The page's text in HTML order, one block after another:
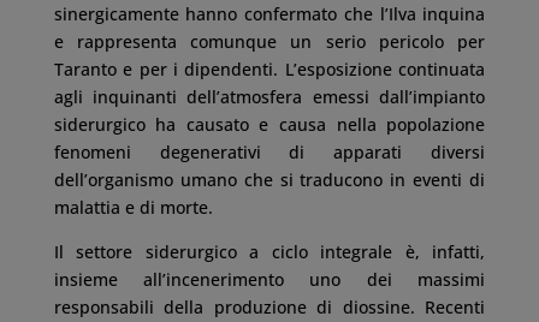
sinergicamente hanno confermato che l’Ilva inquina
e rappresenta comunque un serio pericolo per
Taranto e per i dipendenti. L’esposizione continuata
agli inquinanti dell’atmosfera emessi dall’impianto
siderurgico ha causato e causa nella popolazione
fenomeni degenerativi di apparati diversi
dell’organismo umano che si traducono in eventi di
malattia e di morte.
Il settore siderurgico a ciclo integrale è, infatti,
insieme all’incenerimento uno dei massimi
responsabili della produzione di diossine. Recenti